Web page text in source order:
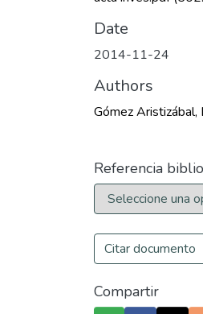
Date
2014-11-24
Authors
Gómez Aristizábal,
Referencia
Citar documento
Compartir